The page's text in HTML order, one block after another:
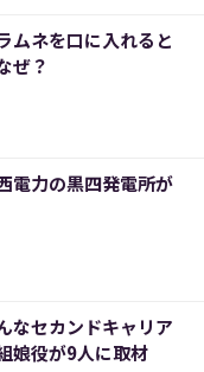
ムネを口に入れると
ぜ？
電力の黒四発電所が
なセカンドキャリア
娘役が9人に取材